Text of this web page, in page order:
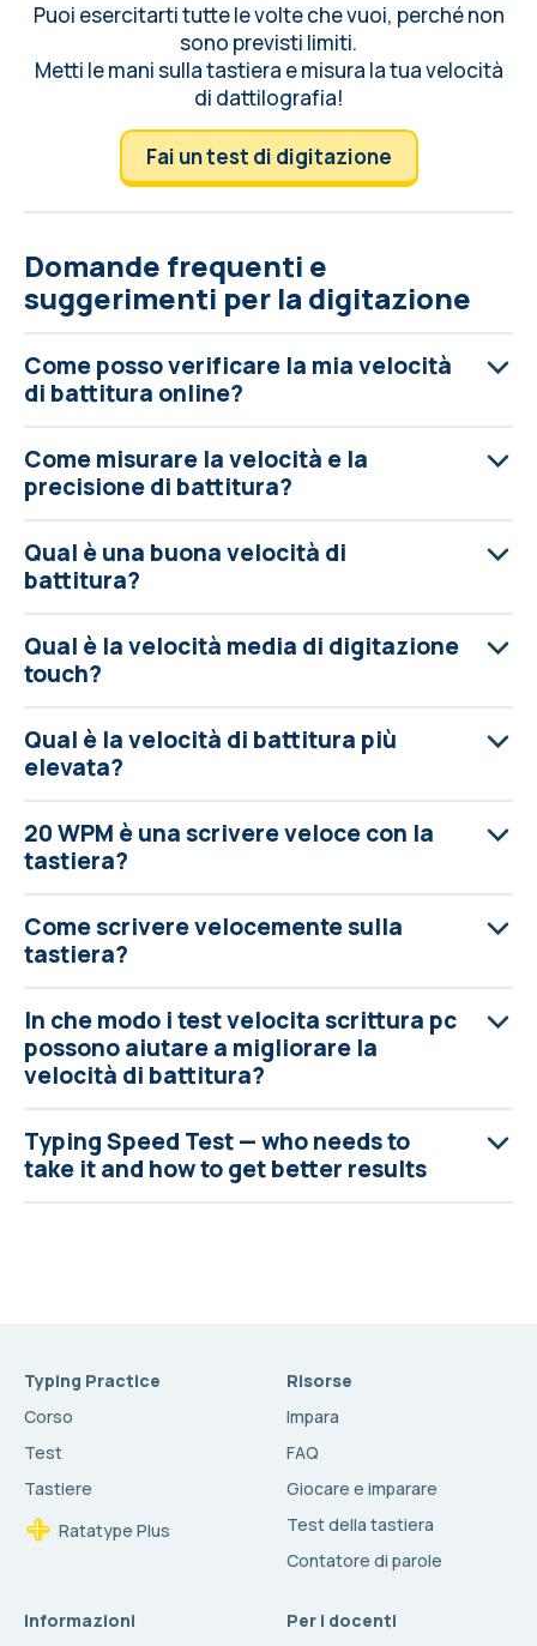
Puoi esercitarti tutte le volte che vuoi, perché non
sono previsti limiti.
Metti le mani sulla tastiera e misura la tua velocità
di dattilografia!
Fai un test di digitazione
Domande frequenti e
suggerimenti per la digitazione
Come posso verificare la mia velocità
di battitura online?
Come misurare la velocità e la
precisione di battitura?
Qual è una buona velocità di
battitura?
Qual è la velocità media di digitazione
touch?
Qual è la velocità di battitura più
elevata?
20 WPM è una scrivere veloce con la
tastiera?
Come scrivere velocemente sulla
tastiera?
In che modo i test velocita scrittura pc
possono aiutare a migliorare la
velocità di battitura?
Typing Speed Test — who needs to
take it and how to get better results
Typing Practice
Corso
Test
Tastiere
Ratatype Plus
Risorse
Impara
FAQ
Giocare e imparare
Test della tastiera
Contatore di parole
Informazioni
Per i docenti